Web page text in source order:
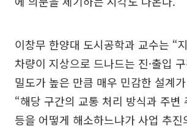
이창무 한양대 도시공학과 교수는 “
차량이 지상으로 드나드는 진·출입
밀도가 높은 만큼 매우 민감한 설계
“해당 구간의 교통 처리 방식과 주변
등을 어떻게 해소하느냐가 사업 추진